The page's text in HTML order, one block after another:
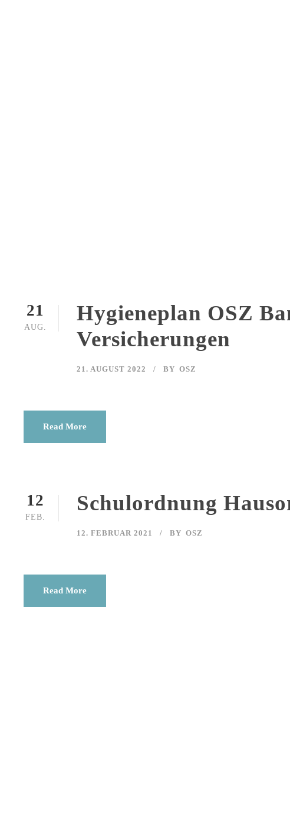
21
AUG.
Hygieneplan OSZ
Versicherungen
21. AUGUST 2022 BY OSZ
Read More
12
FEB.
Schulordnung
12. FEBRUAR 2021 BY OSZ
Read More